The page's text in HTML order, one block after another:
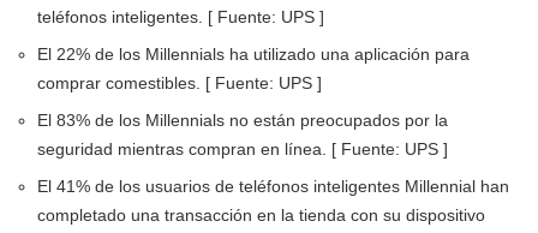
teléfonos inteligentes. [ Fuente: UPS ]
El 22% de los Millennials ha utilizado una aplicación para
comprar comestibles. [ Fuente: UPS ]
El 83% de los Millennials no están preocupados por la
seguridad mientras compran en línea. [ Fuente: UPS ]
El 41% de los usuarios de teléfonos inteligentes Millennial han
completado una transacción en la tienda con su dispositivo